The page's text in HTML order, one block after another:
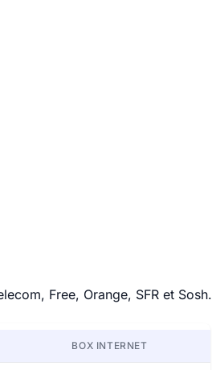
Free, Orange, SFR et Sosh.
BOX INTERNET